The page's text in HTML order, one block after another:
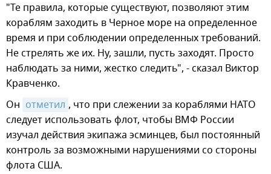
"Те правила, которые существуют, позволяют этим
кораблям заходить в Черное море на определенное
время и при соблюдении определенных требований.
Не стрелять же их. Ну, зашли, пусть заходят. Просто
наблюдать за ними, жестко следить", - сказал Виктор
Кравченко.
Он отметил , что при слежении за кораблями НАТО
следует использовать флот, чтобы ВМФ России
изучал действия экипажа эсминцев, был постоянный
контроль за возможными нарушениями со стороны
флота США.